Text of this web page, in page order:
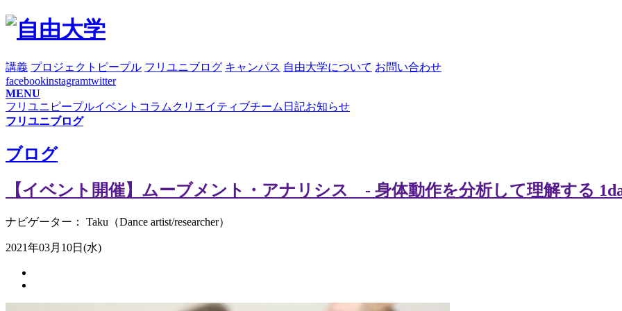
講義 プロジェクト ピープル フリユニブログ キャンパス 自由大学について お問い合わせ
facebookinstagramtwitter
MENU
フリユニピープルイベント コラム クリエイティブチーム日記お知らせ
フリユニブログ
ブログ
【イベント開催】ムーブメント・アナリシス - 身体動作を分析して理解する
ナビゲーター： Taku（Dance artist/researcher）
2021年03月10日(水)